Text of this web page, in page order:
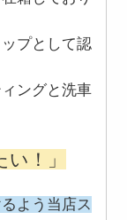
プとして認
ングと洗車
！」
よう当店ス